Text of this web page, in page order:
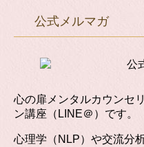
公式メルマガ
心の扉メンタルカウンセ
ン講座（LINE＠）です。
心理学（NLP）や交流分